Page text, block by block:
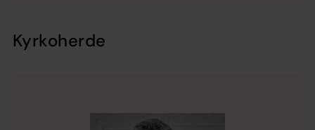
Kyrkoherde